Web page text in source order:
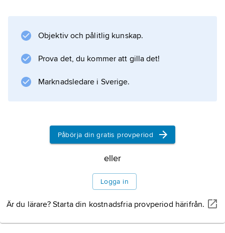
Objektiv och pålitlig kunskap.
Prova det, du kommer att gilla det!
Marknadsledare i Sverige.
Påbörja din gratis provperiod
eller
Logga in
Är du lärare? Starta din kostnadsfria provperiod härifrån.